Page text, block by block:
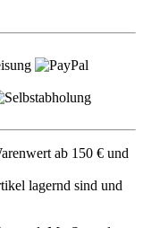
ab 150 € und
lagernd sind und